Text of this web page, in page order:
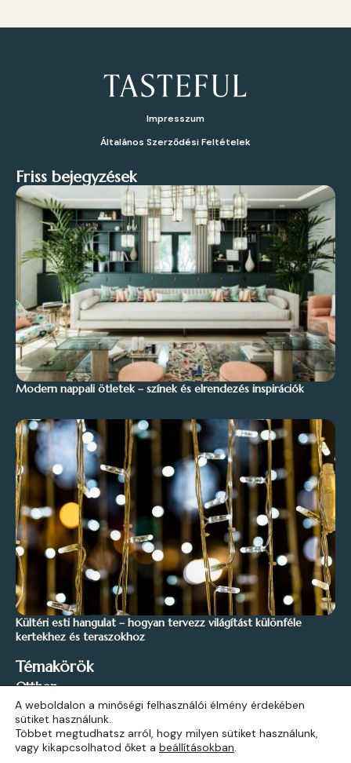
Impresszum
Általános Szerződési Feltételek
Friss bejegyzések
Modern nappali ötletek – színek és elrendezés inspirációk
Kültéri esti hangulat – hogyan tervezz világítást különféle
kertekhez és teraszokhoz
Témakörök
Otthon
Stílus és Inspiráció
Kert és Szabadidő
Építkezés
A weboldalon a minőségi felhasználói élmény érdekében
sütiket használunk.
Többet megtudhatsz arról, hogy milyen sütiket használunk,
vagy kikapcsolhatod őket a beállításokban.